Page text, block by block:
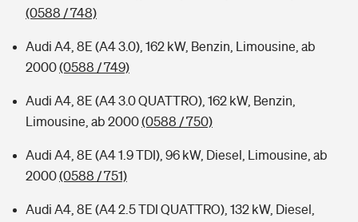
(0588 / 748)
Audi A4, 8E (A4 3.0), 162 kW, Benzin, Limousine, ab
2000(0588 / 749)
Audi A4, 8E (A4 3.0 QUATTRO), 162 kW, Benzin,
Limousine, ab 2000(0588 / 750)
Audi A4, 8E (A4 1.9 TDI), 96 kW, Diesel, Limousine, ab
2000(0588 / 751)
Audi A4, 8E (A4 2.5 TDI QUATTRO), 132 kW, Diesel,